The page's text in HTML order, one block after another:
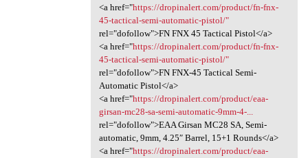
<a href="https://dropinalert.com/product/fn-fnx-
45-tactical-semi-automatic-pistol/"
rel="dofollow">FN FNX 45 Tactical Pistol</a>
<a href="https://dropinalert.com/product/fn-fnx-
45-tactical-semi-automatic-pistol/"
rel="dofollow">FN FNX-45 Tactical Semi-
Automatic Pistol</a>
<a href="https://dropinalert.com/product/eaa-
girsan-mc28-sa-semi-automatic-9mm-4-...
rel="dofollow">EAA Girsan MC28 SA, Semi-
automatic, 9mm, 4.25″ Barrel, 15+1 Rounds</a>
<a href="https://dropinalert.com/product/eaa-